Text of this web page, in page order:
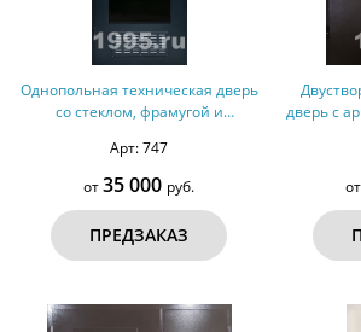
Однопольная техническая дверь
со стеклом, фрамугой и
Арт: 747
от35 000 руб.
ПРЕДЗАКАЗ
дверь с